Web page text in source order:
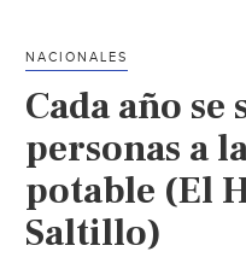
sin
lluvias,
el
monitor
de
NACIONALES
Cada año
personas a
potable (El
Saltillo)